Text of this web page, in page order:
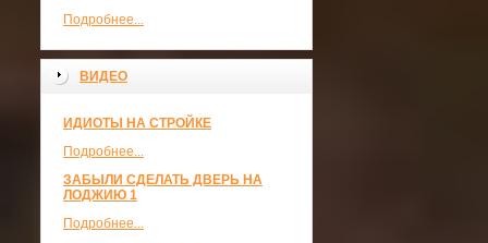
Подробнее...
ВИДЕО
ИДИОТЫ НА СТРОЙКЕ
Подробнее...
ЗАБЫЛИ СДЕЛАТЬ ДВЕРЬ НА
ЛОДЖИЮ 1
Подробнее...